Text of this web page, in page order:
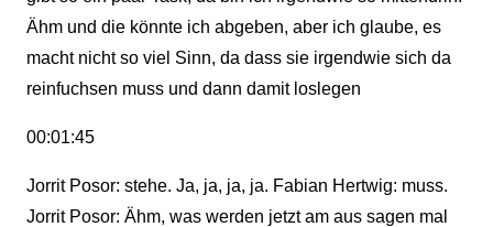
Ähm und die könnte ich abgeben, aber ich glaube, es
macht nicht so viel Sinn, da dass sie irgendwie sich da
reinfuchsen muss und dann damit loslegen
00:01:45
Jorrit Posor: stehe. Ja, ja, ja, ja. Fabian Hertwig: muss.
Jorrit Posor: Ähm, was werden jetzt am aus sagen mal